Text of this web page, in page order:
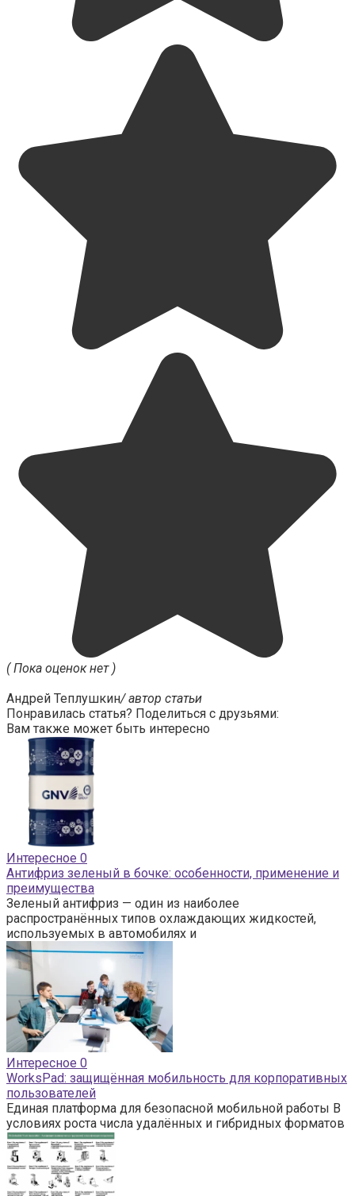
( Пока оценок нет )
Андрей Теплушкин/ автор статьи
Понравилась статья? Поделиться с друзьями:
Вам также может быть интересно
Интересное 0
Антифриз зеленый в бочке: особенности, применение и
преимущества
Зеленый антифриз — один из наиболее
распространённых типов охлаждающих жидкостей,
используемых в автомобилях и
Интересное 0
WorksPad: защищённая мобильность для корпоративных
пользователей
Единая платформа для безопасной мобильной работы В
условиях роста числа удалённых и гибридных форматов